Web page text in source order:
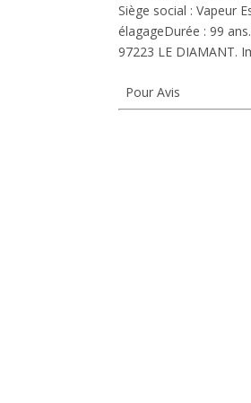
Siège social : Vapeur
élagageDurée : 99 ans.
97223 LE DIAMANT.
Pour Avis